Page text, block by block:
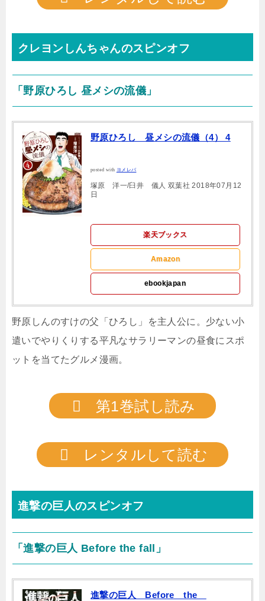
クレヨンしんちゃんのスピンオフ
「野原ひろし 昼メシの流儀」
野原ひろし 昼メシの流儀（4） 4
posted with ヨメレバ
塚原 洋一/臼井 儀人 双葉社 2018年07月12
日
楽天ブックス
Amazon
ebookjapan
野原しんのすけの父「ひろし」を主人公に。少ない小
遣いでやりくりする平凡なサラリーマンの昼食にスポ
ットを当てたグルメ漫画。
第1巻試し読み
レンタルして読む
進撃の巨人のスピンオフ
「進撃の巨人 Before the fall」
進撃の巨人 Before the